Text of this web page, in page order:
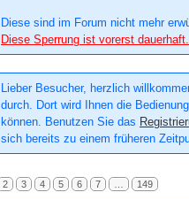
Diese sind im Forum nicht mehr
Diese Sperrung ist vorerst dauerhaft.
Lieber Besucher, herzlich
durch. Dort wird Ihnen die
können. Benutzen Sie das
sich bereits zu einem früheren
2 3 4 5 6 7 149